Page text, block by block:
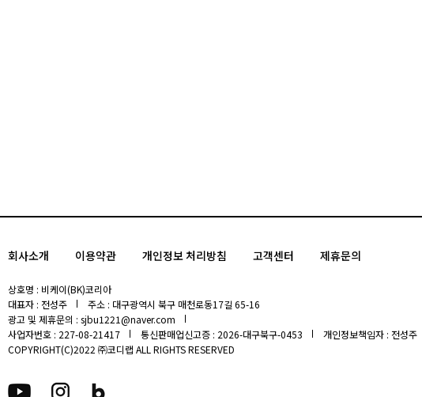
회사소개 이용약관 개인정보 처리방침 고객센터 제휴문의
상호명 : 비케이(BK)코리아
대표자 : 전성주
주소 : 대구광역시 북구 매천로동17길 65-16
광고 및 제휴문의 : sjbu1221@naver.com
사업자번호 : 227-08-21417
통신판매업신고증 : 2026-대구북구-0453 개인정보책임자 : 전성주
COPYRIGHT(C)2022 ㈜코디랩 ALL RIGHTS RESERVED